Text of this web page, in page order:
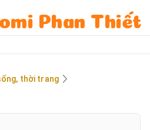
Phan Thiết
thời trang